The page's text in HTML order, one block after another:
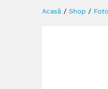
Acasă / Shop /